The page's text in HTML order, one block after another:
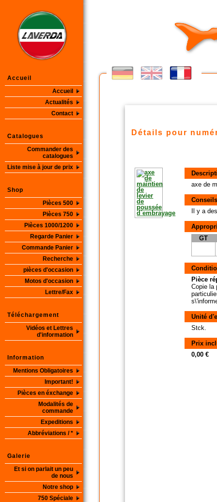
Accueil
Accueil
Actualités
Contact
Catalogues
Commander des
catalogues
Liste mise à jour de prix
Shop
Pièces 500
Pièces 750
Pièces 1000/1200
Regarde Panier
Commande Panier
Recherche
pièces d'occasion
Motos d'occasion
Lettre/Fax
Téléchargement
Vidéos et Lettres
d'information
Information
Mentions Obligatoires
Important!
Pièces en éxchange
Modalités de
commande
Expeditions
Abbréviations / *
Galerie
Et si on parlait un peu
de nous
Notre shop
750 Spéciale
Détails pour
axe de
Il y a
GT
Pièce
Copie la
Unité
Stck.
Prix
0,00 €